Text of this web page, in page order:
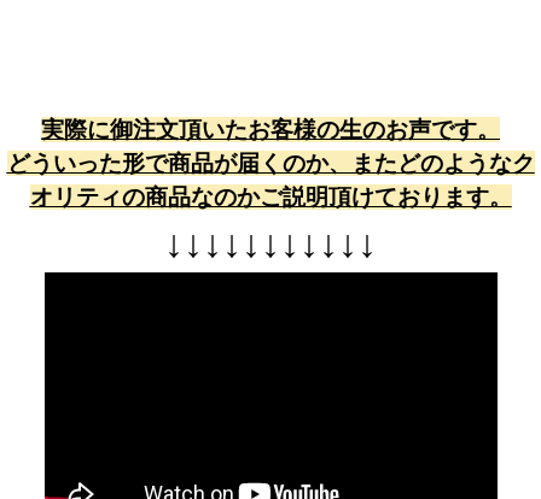
実際に御注文頂いたお客様の生のお声です。
どういった形で商品が届くのか、またどのようなク
オリティの商品なのかご説明頂けております。
↓ ↓ ↓ ↓ ↓ ↓ ↓ ↓ ↓ ↓ ↓